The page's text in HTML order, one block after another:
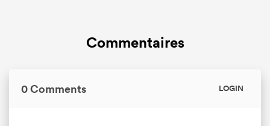
Commentaires
0 Comments LOGIN